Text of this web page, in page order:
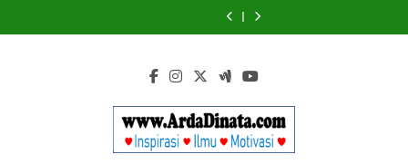
to
Kekinian
EFEKTA
English
for
Adults
Wajib
Diketahui
Kekinian
di
EFEKTA
English
for
Adults
BERDAYA